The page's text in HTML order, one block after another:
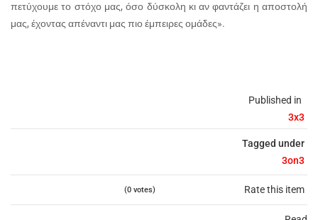
Published in
3x3
Tagged under
3on3
Rate this item
(0 votes)
πετύχουμε το στόχο μας, όσο δύσκολη κι αν φαντάζει η αποστολή
μας, έχοντας απέναντι μας πιο έμπειρες ομάδες».